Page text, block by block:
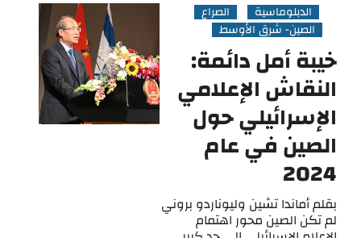
الدبلوماسية
الصراع
الصين- شرق الأوسط
خيبة أمل دائمة:
النقاش الإعلامي
الإسرائيلي حول
الصين في عام
2024
بقلم أماندا تشين وليوناردو بروني
لم تكن الصين محور اهتمام